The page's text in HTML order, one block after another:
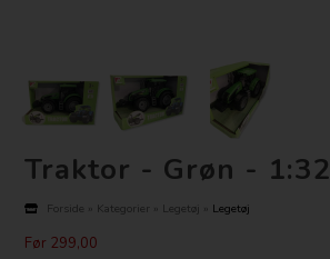
Traktor - Grøn - 1:32
Forside » Kategorier » Legetøj » Legetøj
Før 299,00